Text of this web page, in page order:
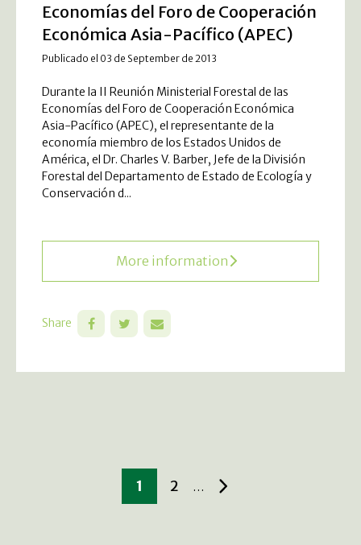
Economías del Foro de Cooperación
Económica Asia-Pacífico (APEC)
Publicado el 03 de September de 2013
Durante la II Reunión Ministerial Forestal de las
Economías del Foro de Cooperación Económica
Asia-Pacífico (APEC), el representante de la
economía miembro de los Estados Unidos de
América, el Dr. Charles V. Barber, Jefe de la División
Forestal del Departamento de Estado de Ecología y
Conservación d...
More information
Share
1 2 …